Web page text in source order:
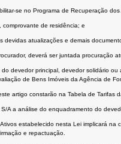
se no Programa de Recuperação
de residência; e
devidas atualizações e demais
deverá ser juntada procuração
devedor principal, devedor solidário
de Bens Imóveis da Agência de
artigo constarão na Tabela de Tarifas
A a análise do enquadramento do
estabelecido nesta Lei implicará
e repactuação.